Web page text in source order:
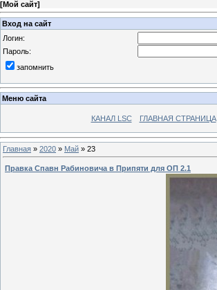
[Мой сайт]
Вход на сайт
Логин:
Пароль:
запомнить
Меню сайта
КАНАЛ LSC ГЛАВНАЯ СТРАНИЦА
Главная » 2020 » Май » 23
Правка Спавн Рабиновича в Припяти для ОП 2.1